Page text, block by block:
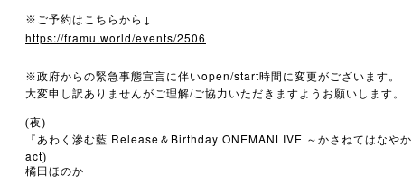
※ ご予約はこちらから ↓
https://framu.world/events/2506
※政府からの緊急事態宣言に伴いopen/start時間に変更がございます。
大変申し訳ありませんがご理解/ご協力いただきますようお願いします。
(夜)
『あわく滲む藍 Release ＆ Birthday ONEMANLIVE ～かさねてはなやか
act)
橘田ほのか